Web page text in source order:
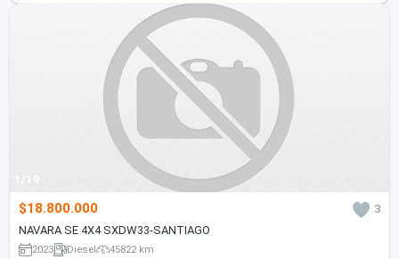
1/19
$18.800.000
3
NAVARA SE 4X4 SXDW33-SANTIAGO
2023 Diesel 45822 km